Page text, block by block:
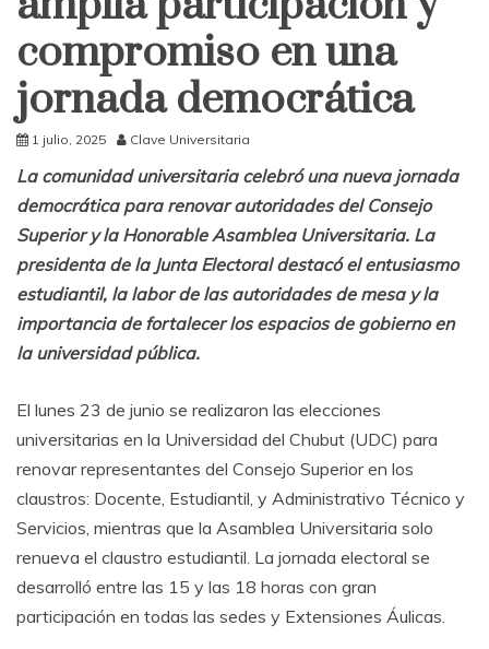
compromiso en una
jornada democrática
1 julio, 2025 Clave Universitaria
La comunidad universitaria celebró una nueva jornada
democrática para renovar autoridades del Consejo
Superior y la Honorable Asamblea Universitaria. La
presidenta de la Junta Electoral destacó el entusiasmo
estudiantil, la labor de las autoridades de mesa y la
importancia de fortalecer los espacios de gobierno en
la universidad pública.
El lunes 23 de junio se realizaron las elecciones
universitarias en la Universidad del Chubut (UDC) para
renovar representantes del Consejo Superior en los
claustros: Docente, Estudiantil, y Administrativo Técnico y
Servicios, mientras que la Asamblea Universitaria solo
renueva el claustro estudiantil. La jornada electoral se
desarrolló entre las 15 y las 18 horas con gran
participación en todas las sedes y Extensiones Áulicas.